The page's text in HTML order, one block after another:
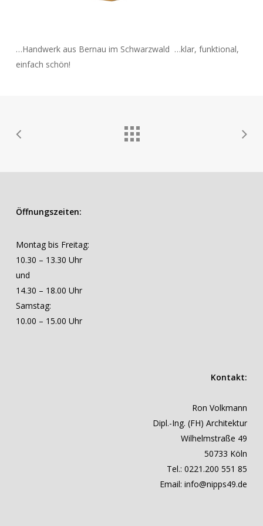
…Handwerk aus Bernau im Schwarzwald …klar, funktional,
einfach schön!
Öffnungszeiten:
Montag bis Freitag:
10.30 – 13.30 Uhr
und
14.30 – 18.00 Uhr
Samstag:
10.00 – 15.00 Uhr
Kontakt:
Ron Volkmann
Dipl.-Ing. (FH) Architektur
Wilhelmstraße 49
50733 Köln
Tel.: 0221.200 551 85
Email: info@nipps49.de